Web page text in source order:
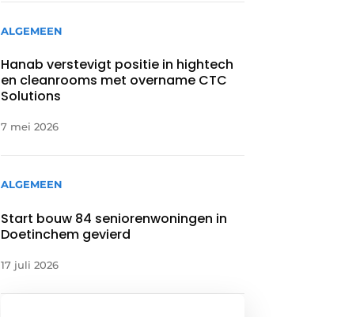
ALGEMEEN
Hanab verstevigt positie in hightech
en cleanrooms met overname CTC
Solutions
7 mei 2026
ALGEMEEN
Start bouw 84 seniorenwoningen in
Doetinchem gevierd
17 juli 2026